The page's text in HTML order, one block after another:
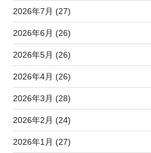
2026年7月 (27)
2026年6月 (26)
2026年5月 (26)
2026年4月 (26)
2026年3月 (28)
2026年2月 (24)
2026年1月 (27)